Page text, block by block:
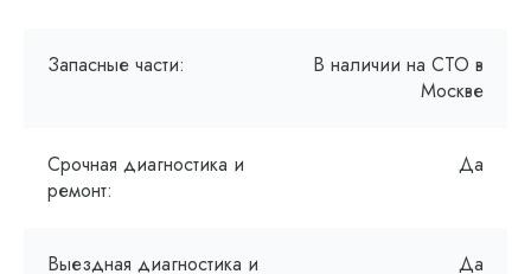
Запасные части:
В наличии на СТО в
Москве
Срочная диагностика и
ремонт:
Да
Выездная диагностика и
Да